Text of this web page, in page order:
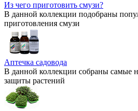
Из чего приготовить смузи?
В данной коллекции подобраны
приготовления смузи
Аптечка садовода
В данной коллекции собраны самые
защиты растений